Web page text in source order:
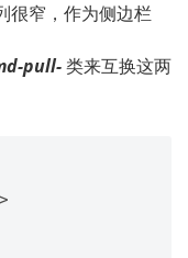
很窄，作为侧边栏
pull-类来互换这两